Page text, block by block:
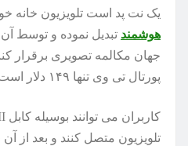
یک نت پد است تلویزیون خانه
هوشمند تبدیل نموده و توسط
جهان مکالمه تصویری برقرار
پورتال تی وی تنها ۱۴۹ دلار است.